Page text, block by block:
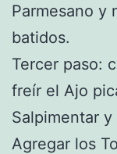
Parmesano y
batidos.
Tercer paso:
freír el Ajo
Salpimentar
Agregar los